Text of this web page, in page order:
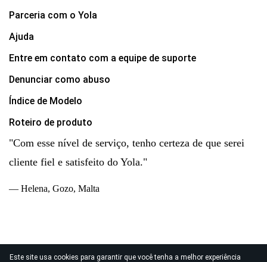
Este site usa cookies para garantir que você tenha a melhor experiência
Parceria com o Yola
Ajuda
Entre em contato com a equipe de suporte
Denunciar como abuso
Índice de Modelo
Roteiro de produto
"Com esse nível de serviço, tenho certeza de que serei
cliente fiel e satisfeito do Yola."
— Helena, Gozo, Malta
© 2026